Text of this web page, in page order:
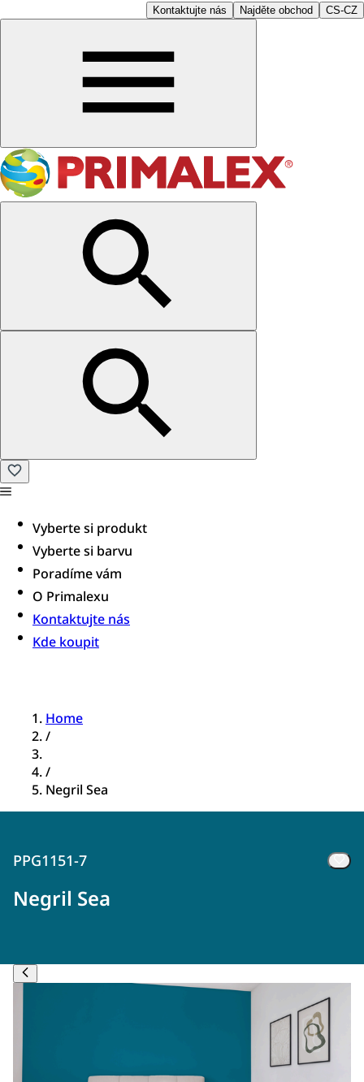
Kontaktujte nás Najděte obchod CS-CZ
Vyberte si produkt
Vyberte si barvu
Poradíme vám​
O Primalexu
Kontaktujte nás
Kde koupit
Home
/
/
Negril Sea
PPG1151-7
Negril Sea